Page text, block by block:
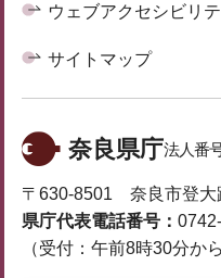
ウェブアクセシビリ
サイトマップ
奈良県庁法人番
〒630-8501 奈良市登大
県庁代表電話番号：
（受付：午前8時30分か